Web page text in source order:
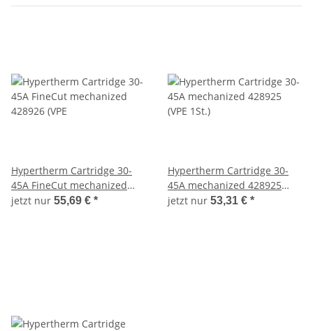
Hypertherm Cartridge 30-
45A FineCut mechanized
428926 (VPE
jetzt nur 55,69 € *
Hypertherm Cartridge 30-
45A mechanized 428925
(VPE 1St.)
jetzt nur 53,31 € *